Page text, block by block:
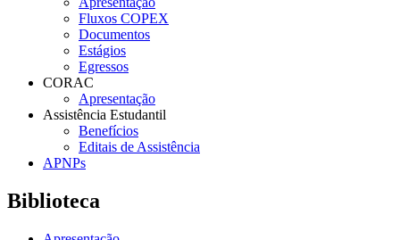
Fluxos COPEX
Documentos
Estágios
Egressos
CORAC
Apresentação
Assistência Estudantil
Benefícios
Editais de Assistência
APNPs
Biblioteca